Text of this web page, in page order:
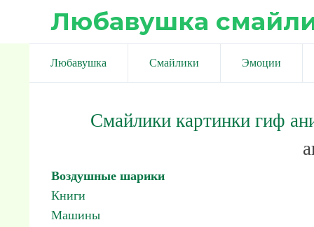
Любавушка
Любавушка Смайлики Эмоции
Смайлики картинки гиф
Воздушные шарики
Книги
Машины